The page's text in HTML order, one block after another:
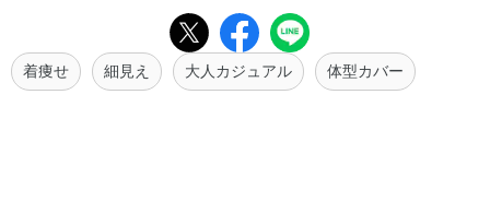
着痩せ 細見え 大人カジュアル 体型カバー